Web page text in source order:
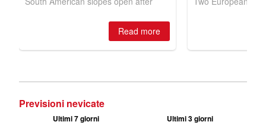
Previsioni nevicate
Ultimi 7 giorni Ultimi 3 giorni